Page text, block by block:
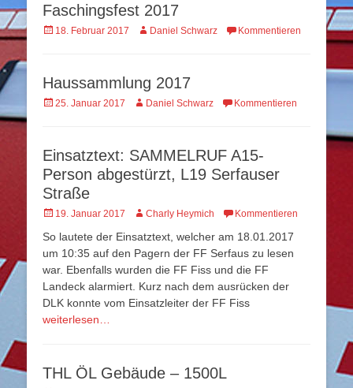
Faschingsfest 2017
Veröffentlicht
18. Februar 2017 AutorDaniel Schwarz Kommentieren
Haussammlung 2017
Veröffentlicht
25. Januar 2017 AutorDaniel Schwarz Kommentieren
Einsatztext: SAMMELRUF A15-
Person abgestürzt, L19 Serfauser
Straße
Veröffentlicht
19. Januar 2017 AutorCharly Heymich Kommentieren
So lautete der Einsatztext, welcher am 18.01.2017
um 10:35 auf den Pagern der FF Serfaus zu lesen
war. Ebenfalls wurden die FF Fiss und die FF
Landeck alarmiert. Kurz nach dem ausrücken der
DLK konnte vom Einsatzleiter der FF Fiss
weiterlesen…
THL ÖL Gebäude – 1500L